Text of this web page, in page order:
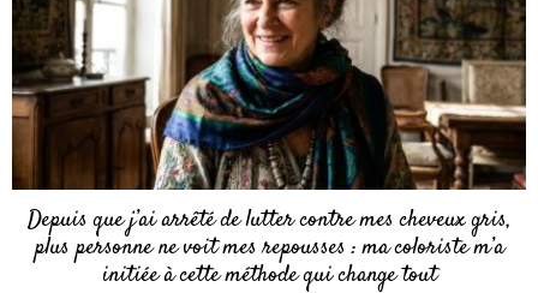
Depuis que j’ai arrêté de lutter contre mes cheveux gris,
plus personne ne voit mes repousses : ma coloriste m’a
initiée à cette méthode qui change tout